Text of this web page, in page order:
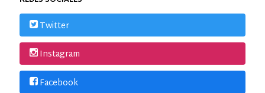
Twitter
Instagram
Facebook